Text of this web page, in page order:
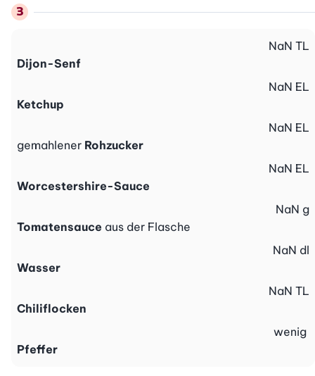
Dijon-Senf
NaN TL
Ketchup
NaN EL
gemahlener Rohzucker
NaN EL
Worcestershire-Sauce
NaN EL
Tomatensauce aus der Flasche
NaN g
Wasser
NaN dl
Chiliflocken
NaN TL
Pfeffer
wenig